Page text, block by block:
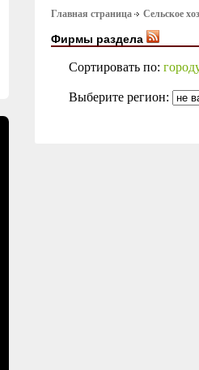
Главная страница Сельское
Фирмы раздела
Сортировать по:
Выберите регион: